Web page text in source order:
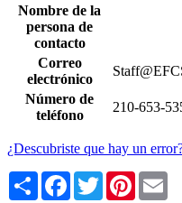
Nombre de la
persona de
contacto
Correo
electrónico
Número de
teléfono
210-653-
¿Descubriste que hay un
Share Facebook
TwitterPinterest